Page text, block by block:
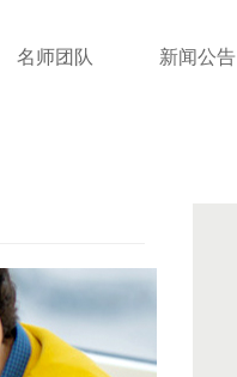
名师团队 新闻公告